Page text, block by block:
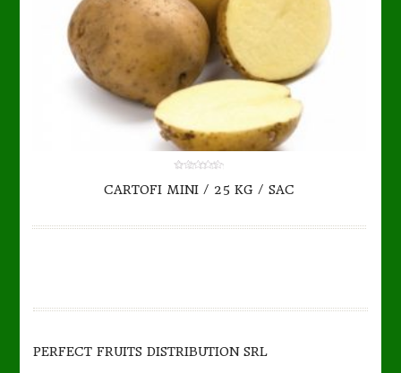
out
of
CARTOFI MINI / 25 KG / SAC
PERFECT FRUITS DISTRIBUTION SRL